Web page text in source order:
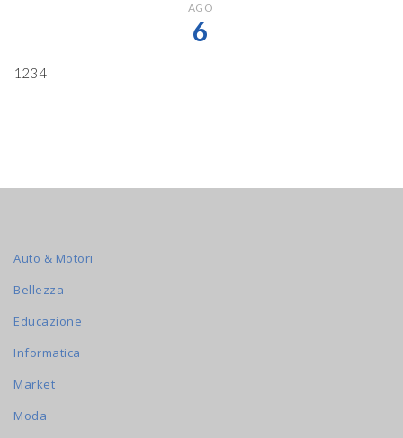
AGO
6
1234
Auto & Motori
Bellezza
Educazione
Informatica
Market
Moda